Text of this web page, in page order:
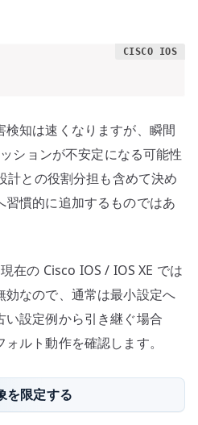
検知は速くなりますが、瞬間
ションが不安定になる可能性
計との役割分担も含めて決め
習慣的に追加するものではあ
在の Cisco IOS / IOS XE では
効なので、通常は最小設定へ
設定例から引き継ぐ場合
ルト動作を確認します。
を限定する